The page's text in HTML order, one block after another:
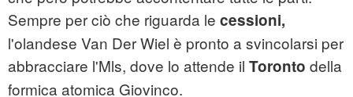
Sempre per ciò che riguarda le cessioni,
l'olandese Van Der Wiel è pronto a svincolarsi per
abbracciare l'Mls, dove lo attende il Toronto della
formica atomica Giovinco.